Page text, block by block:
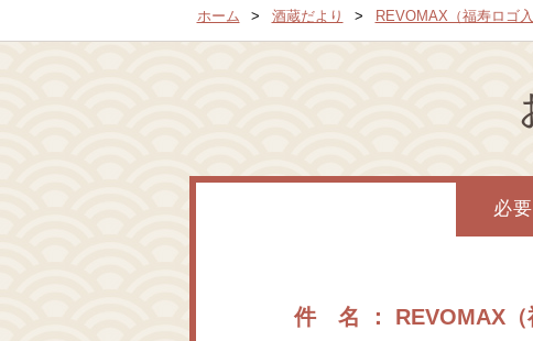
ホーム 酒蔵だより REVOMAX（福寿ロゴ
必
件 名 ： REVOMAX（